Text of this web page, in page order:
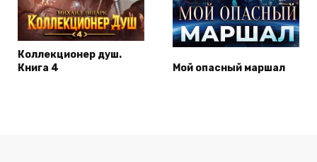
Коллекционер душ.
Книга 4
Мой опасный маршал